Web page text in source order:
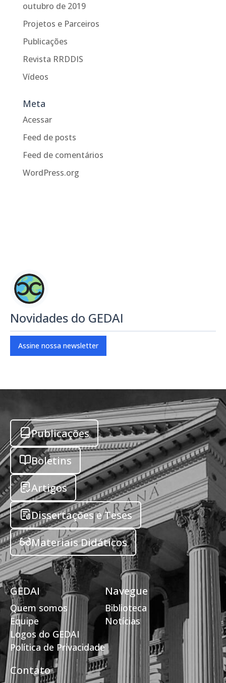
outubro de 2019
Projetos e Parceiros
Publicações
Revista RRDDIS
Vídeos
Meta
Acessar
Feed de posts
Feed de comentários
WordPress.org
Novidades do GEDAI
Assine nossa newsletter
Publicações
Boletins
Artigos
Dissertações e Teses
Materiais Didáticos
GEDAI
Quem somos
Equipe
Logos do GEDAI
Política de Privacidade
Navegue
Biblioteca
Notícias
Contato